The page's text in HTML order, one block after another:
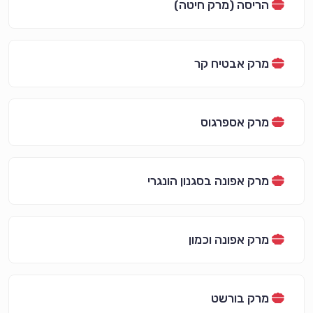
הריסה (מרק חיטה)
מרק אבטיח קר
מרק אספרגוס
מרק אפונה בסגנון הונגרי
מרק אפונה וכמון
מרק בורשט